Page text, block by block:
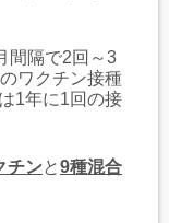
間隔で2回～3
ワクチン接種
1年に1回の接
チンと9種混合